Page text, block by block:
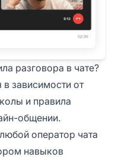
разговора в чате?
зависимости от
и правила
общении.
оператор чата
навыков